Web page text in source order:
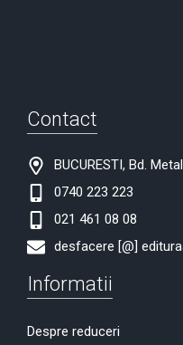
Contact
BUCURESTI, Bd.
0740 223 223
021 461 08 08
desfacere [@]
Informatii
Despre reduceri